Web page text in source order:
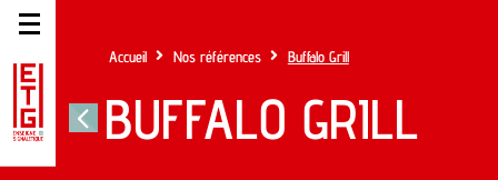
Accueil Nos références Buffalo Grill
BUFFALO GRILL